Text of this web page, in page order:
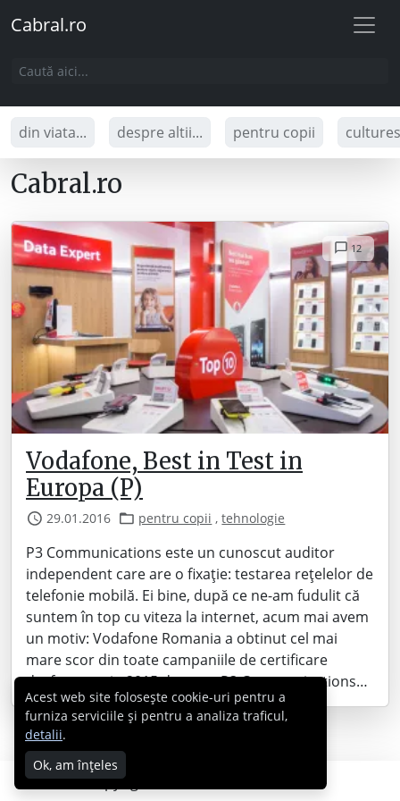
Cabral.ro
din viata... despre altii... pentru copii
Cabral.ro
12
Vodafone, Best in Test in
Europa (P)
29.01.2016 pentru copii ,tehnologie
P3 Communications este un cunoscut auditor
independent care are o fixație: testarea rețelelor de
telefonie mobilă. Ei bine, după ce ne-am fudulit că
suntem în top cu viteza la internet, acum mai avem
un motiv: Vodafone Romania a obtinut cel mai
mare scor din toate campaniile de certificare
desfasurate in 2015 de catre P3 Communications…
Copyright © 2007 - 2026 Cabral.ro
Acest web site folosește cookie-uri pentru a
furniza serviciile și pentru a analiza traficul,
detalii.
Ok, am înțeles